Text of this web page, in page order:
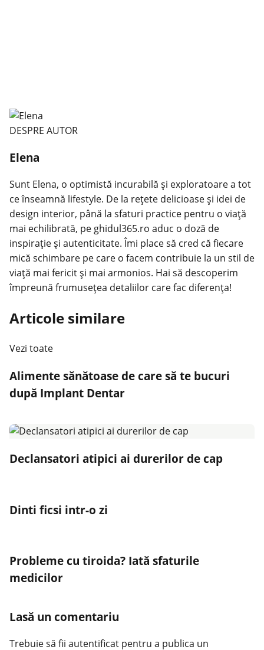
DESPRE AUTOR
Elena
Sunt Elena, o optimistă incurabilă și exploratoare a tot
ce înseamnă lifestyle. De la rețete delicioase și idei de
design interior, până la sfaturi practice pentru o viață
mai echilibrată, pe ghidul365.ro aduc o doză de
inspirație și autenticitate. Îmi place să cred că fiecare
mică schimbare pe care o facem contribuie la un stil de
viață mai fericit și mai armonios. Hai să descoperim
împreună frumusețea detaliilor care fac diferența!
Articole similare
Vezi toate
Alimente sănătoase de care să te bucuri
după Implant Dentar
Declansatori atipici ai durerilor de cap
Dinti ficsi intr-o zi
Probleme cu tiroida? Iată sfaturile
medicilor
Lasă un comentariu
Trebuie să fii autentificat pentru a publica un